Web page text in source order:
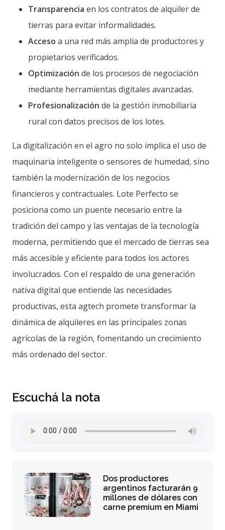
Transparencia en los contratos de alquiler de
tierras para evitar informalidades.
Acceso a una red más amplia de productores y
propietarios verificados.
Optimización de los procesos de negociación
mediante herramientas digitales avanzadas.
Profesionalización de la gestión inmobiliaria
rural con datos precisos de los lotes.
La digitalización en el agro no solo implica el uso de
maquinaria inteligente o sensores de humedad, sino
también la modernización de los negocios
financieros y contractuales. Lote Perfecto se
posiciona como un puente necesario entre la
tradición del campo y las ventajas de la tecnología
moderna, permitiendo que el mercado de tierras sea
más accesible y eficiente para todos los actores
involucrados. Con el respaldo de una generación
nativa digital que entiende las necesidades
productivas, esta agtech promete transformar la
dinámica de alquileres en las principales zonas
agrícolas de la región, fomentando un crecimiento
más ordenado del sector.
Escuchá la nota
Dos productores
argentinos facturarán 9
millones de dólares con
carne premium en Miami